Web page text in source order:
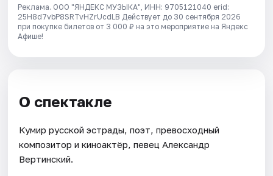
Реклама. ООО "ЯНДЕКС МУЗЫКА", ИНН: 9705121040 erid:
25H8d7vbP8SRTvHZrUcdLB Действует до 30 сентября 2026
при покупке билетов от 3 000 ₽ на это мероприятие на Яндекс
Афише!
О спектакле
Кумир русской эстрады, поэт, превосходный
композитор и киноактёр, певец Александр
Вертинский.